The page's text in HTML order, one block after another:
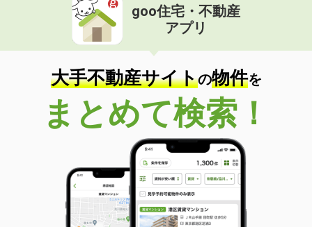
価 格
住 所
香川県高松市木太町
専有面積 50.27m²
間取り
2DK
香川県高松市檀紙町
価 格
4.70万円
香川県高松市檀紙町
45.77m²
間取り
2DK
香川県高松市新北町
goo住宅・不動産
アプリ
大手不動産サイトの物件を
まとめて検索！